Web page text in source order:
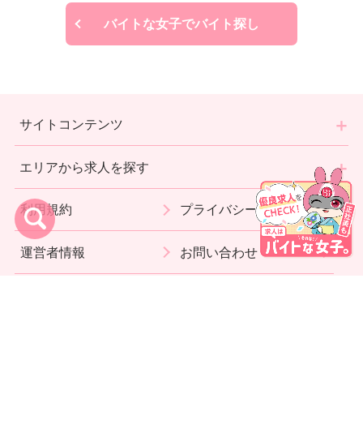
バイトな女子でバイト探し
サイトコンテンツ
エリアから求人を探す
利用規約 プライバシーポリシー
運営者情報 お問い合わせ